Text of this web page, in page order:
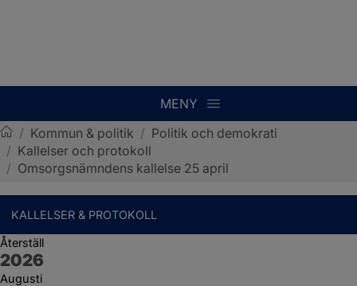
MENY
Sotenäs kommun
/ Kommun & politik / Politik och demokrati
/ Kallelser och protokoll
/ Omsorgsnämndens kallelse 25 april
KALLELSER & PROTOKOLL
Återställ
År:
2026
Augusti